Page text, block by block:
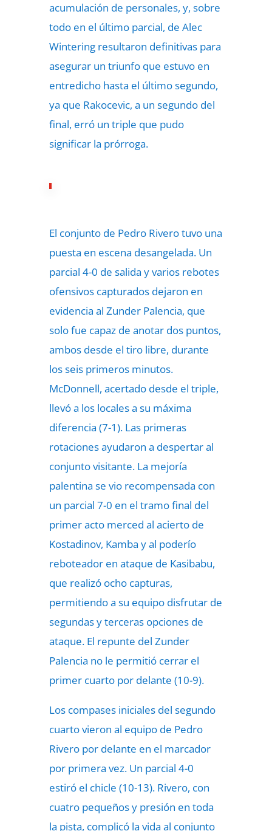
acumulación de personales, y, sobre
todo en el último parcial, de Alec
Wintering resultaron definitivas para
asegurar un triunfo que estuvo en
entredicho hasta el último segundo,
ya que Rakocevic, a un segundo del
final, erró un triple que pudo
significar la prórroga.
El conjunto de Pedro Rivero tuvo una
puesta en escena desangelada. Un
parcial 4-0 de salida y varios rebotes
ofensivos capturados dejaron en
evidencia al Zunder Palencia, que
solo fue capaz de anotar dos puntos,
ambos desde el tiro libre, durante
los seis primeros minutos.
McDonnell, acertado desde el triple,
llevó a los locales a su máxima
diferencia (7-1). Las primeras
rotaciones ayudaron a despertar al
conjunto visitante. La mejoría
palentina se vio recompensada con
un parcial 7-0 en el tramo final del
primer acto merced al acierto de
Kostadinov, Kamba y al poderío
reboteador en ataque de Kasibabu,
que realizó ocho capturas,
permitiendo a su equipo disfrutar de
segundas y terceras opciones de
ataque. El repunte del Zunder
Palencia no le permitió cerrar el
primer cuarto por delante (10-9).
Los compases iniciales del segundo
cuarto vieron al equipo de Pedro
Rivero por delante en el marcador
por primera vez. Un parcial 4-0
estiró el chicle (10-13). Rivero, con
cuatro pequeños y presión en toda
la pista, complicó la vida al conjunto